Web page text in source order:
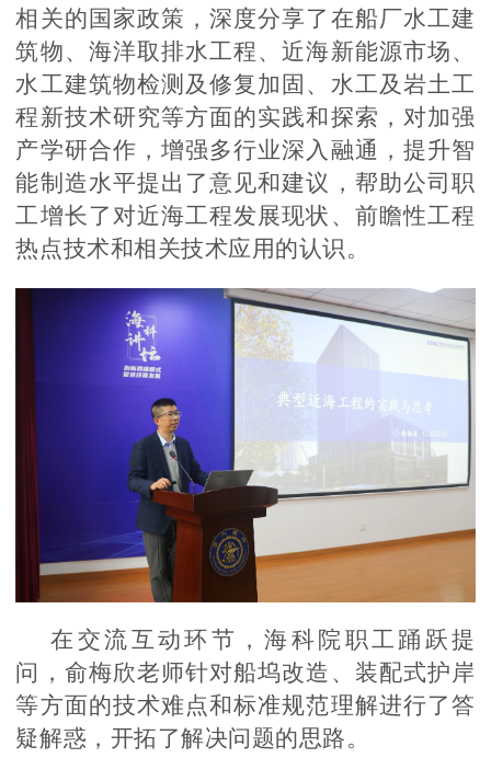
相关的国家政策，深度分享了在船厂水工建
筑物、海洋取排水工程、近海新能源市场、
水工建筑物检测及修复加固、水工及岩土工
程新技术研究等方面的实践和探索，对加强
产学研合作，增强多行业深入融通，提升智
能制造水平提出了意见和建议，帮助公司职
工增长了对近海工程发展现状、前瞻性工程
热点技术和相关技术应用的认识。
在交流互动环节，海科院职工踊跃提
问，俞梅欣老师针对船坞改造、装配式护岸
等方面的技术难点和标准规范理解进行了答
疑解惑，开拓了解决问题的思路。